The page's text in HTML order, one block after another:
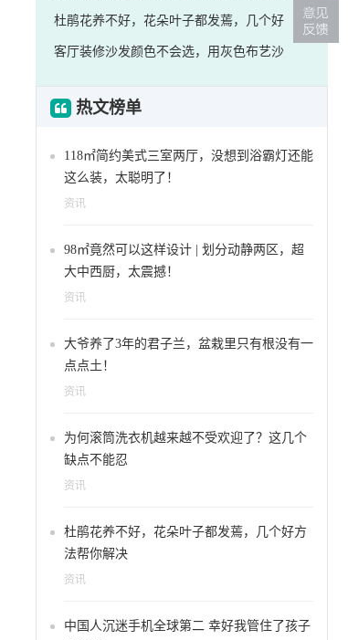
杜鹃花养不好，花朵叶子都发蔫，几个好
客厅装修沙发颜色不会选，用灰色布艺沙
热文榜单
118㎡简约美式三室两厅，没想到浴霸灯还能
这么装，太聪明了！
资讯
98㎡竟然可以这样设计 | 划分动静两区，超
大中西厨，太震撼！
资讯
大爷养了3年的君子兰，盆栽里只有根没有一
点点土！
资讯
为何滚筒洗衣机越来越不受欢迎了？这几个
缺点不能忍
资讯
杜鹃花养不好，花朵叶子都发蔫，几个好方
法帮你解决
资讯
中国人沉迷手机全球第二 幸好我管住了孩子